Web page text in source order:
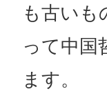
も古いも
って中国
ます。